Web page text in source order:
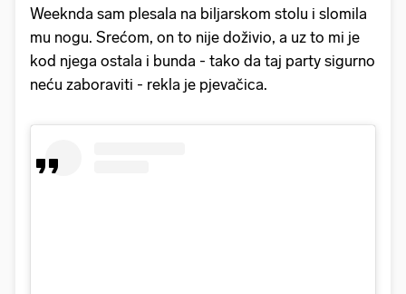
Weeknda sam plesala na biljarskom stolu i slomila
mu nogu. Srećom, on to nije doživio, a uz to mi je
kod njega ostala i bunda - tako da taj party sigurno
neću zaboraviti - rekla je pjevačica.